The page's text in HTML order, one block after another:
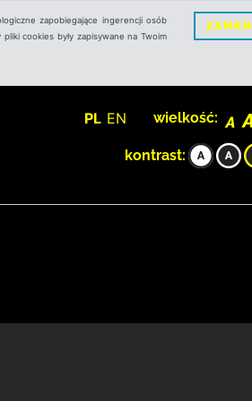
zapobiegające ingerencji osób
cookies były zapisywane na Twoim
PL EN wielkość:
kontrast: